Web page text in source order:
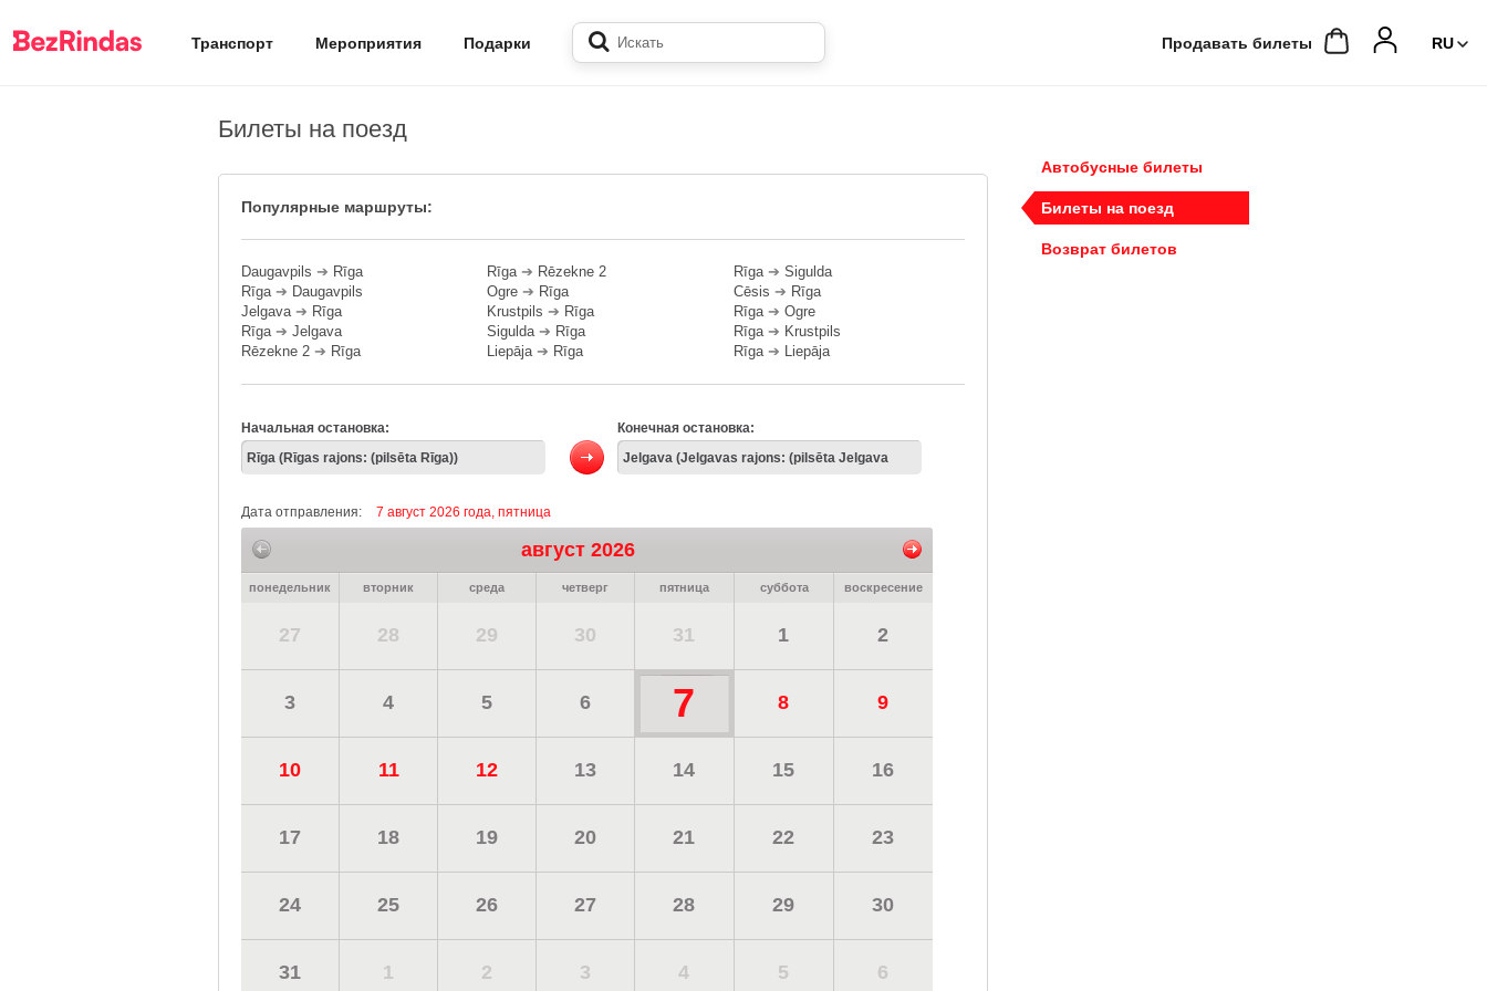
Транспорт Мероприятия Подарки Продавать билеты
Билеты на поезд
Популярные маршруты:
Daugavpils ➔ Rīga
Rīga➔ Daugavpils
Jelgava➔ Rīga
Rīga➔ Jelgava
Rēzekne 2 ➔ Rīga
Rīga➔ Rēzekne 2
Ogre ➔ Rīga
Krustpils ➔ Rīga
Sigulda➔ Rīga
Liepāja➔ Rīga
Rīga➔ Sigulda
Cēsis ➔ Rīga
Rīga➔ Ogre
Rīga➔ Krustpils
Rīga➔ Liepāja
Начальная остановка: Конечная остановка:
Дата отправления: 7 август 2026 года, пятница
август 2026
понедельник вторник среда четверг пятница суббота воскресение
27 28 29 30 31 1 2
3 4 5 6 7 8 9
10 11 12 13 14 15 16
17 18 19 20 21 22 23
24 25 26 27 28 29 30
31 1 2 3 4 5 6
Автобусные билеты
Билеты на поезд
Возврат билетов